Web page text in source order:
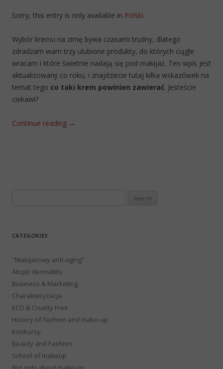
Sorry, this entry is only available in Polski.
Wybór kremu na zimę bywa czasami trudny, dlatego
zdradzam wam trzy ulubione produkty, do których ciągle
wracam i które świetnie nadają się pod makijaż. Ten wpis jest
aktualizowany co roku, i znajdziecie tutaj kilka wskazówek na
temat tego co taki krem powinien zawierać. Jesteście
ciekawi?
Continue reading →
CATEGORIES
"Makijażowy anti-aging"
Atopic dermatitis
Business & Marketing
Charakteryzacja
ECO & Cruelty Free
History of fashion and make-up
Konkursy
Beauty and Fashion
School of makeup